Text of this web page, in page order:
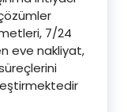
7/24
eve nakliyat,